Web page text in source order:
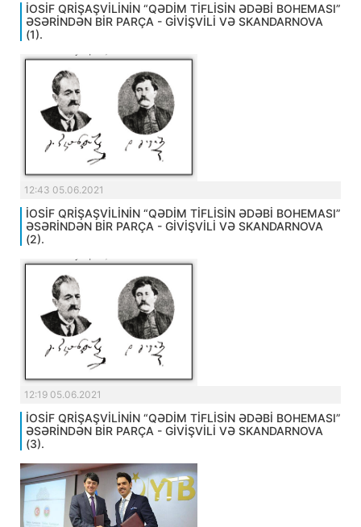
İOSİF QRİŞAŞVİLİNİN “QƏDİM TİFLİSİN ƏDƏBİ BOHEMASI”
ƏSƏRİNDƏN BİR PARÇA - GİVİŞVİLİ VƏ SKANDARNOVA
(1).
12:43 05.06.2021
İOSİF QRİŞAŞVİLİNİN “QƏDİM TİFLİSİN ƏDƏBİ BOHEMASI”
ƏSƏRİNDƏN BİR PARÇA - GİVİŞVİLİ VƏ SKANDARNOVA
(2).
12:19 05.06.2021
İOSİF QRİŞAŞVİLİNİN “QƏDİM TİFLİSİN ƏDƏBİ BOHEMASI”
ƏSƏRİNDƏN BİR PARÇA - GİVİŞVİLİ VƏ SKANDARNOVA
(3).